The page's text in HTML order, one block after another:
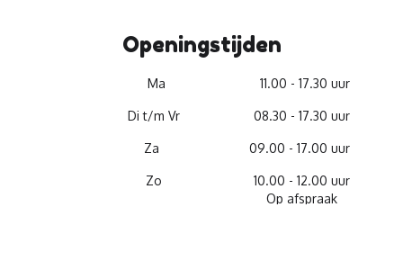
Openingstijden
Ma 11.00 - 17.30 uur
Di t/m Vr 08.30 - 17.30 uur
Za 09.00 - 17.00 uur
Zo
10.00 - 12.00 uur
Op afspraak